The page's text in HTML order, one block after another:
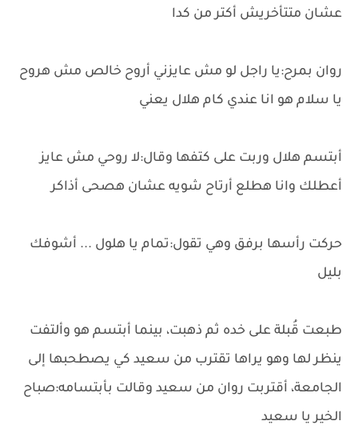
عشان متتأخريش أكتر من كدا
روان بمرح:يا راجل لو مش عايزني أروح خالص مش هروح
يا سلام هو انا عندي كام هلال يعني
أبتسم هلال وربت على كتفها وقال:لا روحي مش عايز
أعطلك وانا هطلع أرتاح شويه عشان هصحى أذاكر
حركت رأسها برفق وهي تقول:تمام يا هلول ... أشوفك
بليل
طبعت قُبلة على خده ثم ذهبت، بينما أبتسم هو وألتفت
ينظر لها وهو يراها تقترب من سعيد كي يصطحبها إلى
الجامعة، أقتربت روان من سعيد وقالت بأبتسامه:صباح
الخير يا سعيد